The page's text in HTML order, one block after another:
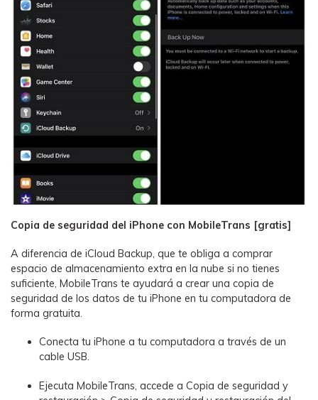
Copia de seguridad del iPhone con MobileTrans [gratis]
A diferencia de iCloud Backup, que te obliga a comprar
espacio de almacenamiento extra en la nube si no tienes
suficiente, MobileTrans te ayudará a crear una copia de
seguridad de los datos de tu iPhone en tu computadora de
forma gratuita.
Conecta tu iPhone a tu computadora a través de un
cable USB.
Ejecuta MobileTrans, accede a Copia de seguridad y